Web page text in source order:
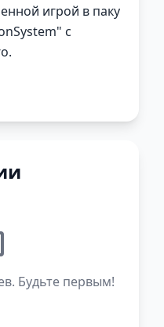
игрой в паку
с
Будьте первым!